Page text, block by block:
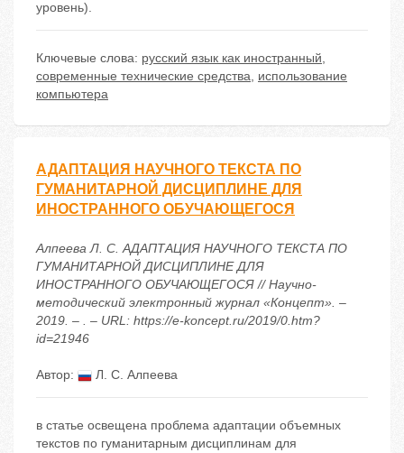
уровень).
Ключевые слова: русский язык как иностранный,
современные технические средства, использование
компьютера
АДАПТАЦИЯ НАУЧНОГО ТЕКСТА ПО
ГУМАНИТАРНОЙ ДИСЦИПЛИНЕ ДЛЯ
ИНОСТРАННОГО ОБУЧАЮЩЕГОСЯ
Алпеева Л. С. АДАПТАЦИЯ НАУЧНОГО ТЕКСТА ПО
ГУМАНИТАРНОЙ ДИСЦИПЛИНЕ ДЛЯ
ИНОСТРАННОГО ОБУЧАЮЩЕГОСЯ // Научно-
методический электронный журнал «Концепт». –
2019. – . – URL: https://e-koncept.ru/2019/0.htm?
id=21946
Автор: Л. С. Алпеева
в статье освещена проблема адаптации объемных
текстов по гуманитарным дисциплинам для